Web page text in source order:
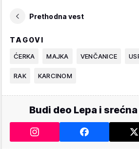
Prethodna vest
TAGOVI
ĆERKA MAJKA VENČANICE
RAK KARCINOM
Budi deo Lepa i